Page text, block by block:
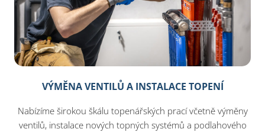
VÝMĚNA VENTILŮ A INSTALACE TOPENÍ
Nabízíme širokou škálu topenářských prací včetně výměny
ventilů, instalace nových topných systémů a podlahového